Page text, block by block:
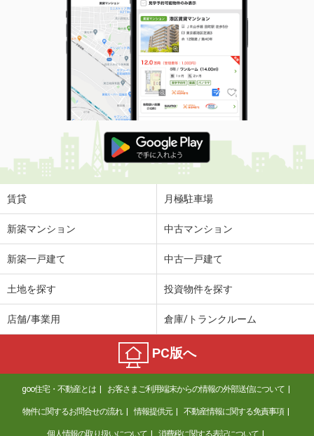
賃貸 月極駐車場
新築マンション 中古マンション
新築一戸建て 中古一戸建て
土地を探す 投資物件を探す
店舗/事業用 倉庫/トランクルーム
PC版へ
goo住宅・不動産とは お客さまご利用端末からの情報の外部送信について
物件に関するお問合せの流れ 情報提供元 不動産情報に関する免責事項
個人情報の取り扱いについて 消費税に関する表記について